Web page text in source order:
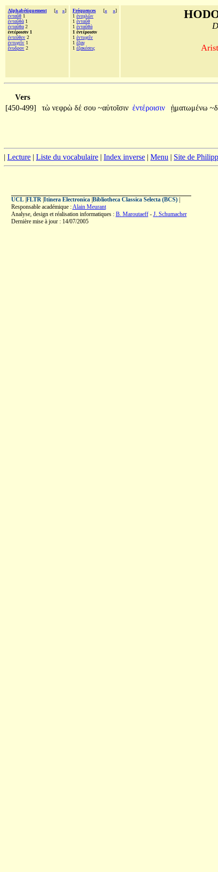
Alphabétiquement [« »]
ἐνταῦθ 1
ἐνταῦθά 1
ἐνταῦθα 2
ἐντέροισιν 1
ἐντεῦθεν 2
ἐντυχεῖν 1
ἔνυδρον 2
Fréquences [« »]
1 ἐνοχλῶν
1 ἐνταῦθ
1 ἐνταῦθά
1 ἐντέροισιν
1 ἐντυχεῖν
1 ἔξαγ
1 ἐξακέσεις
Vers
[450-499]
τὼ νεφρὼ δέ σου ~αὐτοῖσιν ἐντέροισιν ᾑματωμένω
| Lecture | Liste du vocabulaire | Index inverse | Menu | Site de
UCL| FLTR| Itinera Electronica| Bibliotheca Classica Selecta (BCS)|
Responsable académique :Alain Meurant
Analyse, design et réalisation informatiques : B. Maroutaeff- J. Schumacher
Dernière mise à jour : 14/07/2005